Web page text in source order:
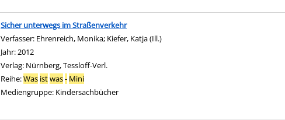
Sicher unterwegs im Straßenverkehr
Verfasser: Ehrenreich, Monika; Kiefer, Katja (Ill.)
Jahr:2012
Verlag: Nürnberg, Tessloff-Verl.
Reihe:Was istwas- Mini
Mediengruppe: Kindersachbücher